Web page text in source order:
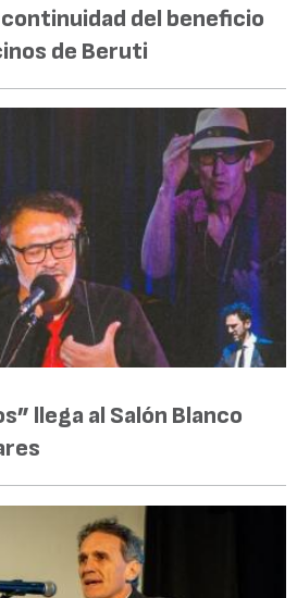
del beneficio
de Beruti
llega al Salón Blanco